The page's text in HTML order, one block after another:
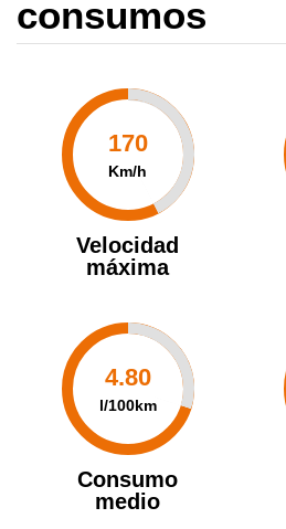
consumos
170
Km/h
Velocidad
máxima
4.80
l/100km
Consumo
medio